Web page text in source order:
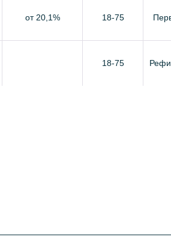
от 20,1% 18-75
18-75